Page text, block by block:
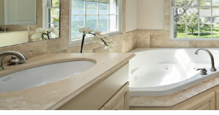
Banyoya yansıyan güzellikler...
Yaşamı kolaylaştıran şık ve kullanışlı tasarım ürünleri...